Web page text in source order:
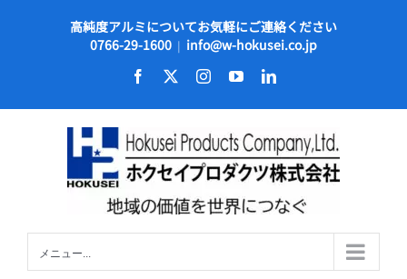
高純度アルミについてお気軽にご連絡ください
0766-29-1600 | info@w-hokusei.co.jp
Facebook InstagramYouTubeLinkedIn
メニュー...